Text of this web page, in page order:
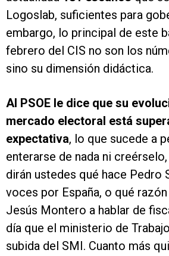
Logoslab, suficientes para
embargo, lo principal de este
febrero del CIS no son los
sino su dimensión didáctica.
Al PSOE le dice que su
mercado electoral está
expectativa, lo que sucede a
enterarse de nada ni
dirán ustedes qué hace Pedro
voces por España, o qué
Jesús Montero a hablar de
día que el ministerio de
subida del SMI. Cuanto más